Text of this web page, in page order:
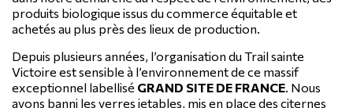
produits biologique issus du commerce équitable et
achetés au plus près des lieux de production.
Depuis plusieurs années, l’organisation du Trail sainte
Victoire est sensible à l’environnement de ce massif
exceptionnel labellisé GRAND SITE DE FRANCE. Nous
avons banni les verres jetables, mis en place des citernes